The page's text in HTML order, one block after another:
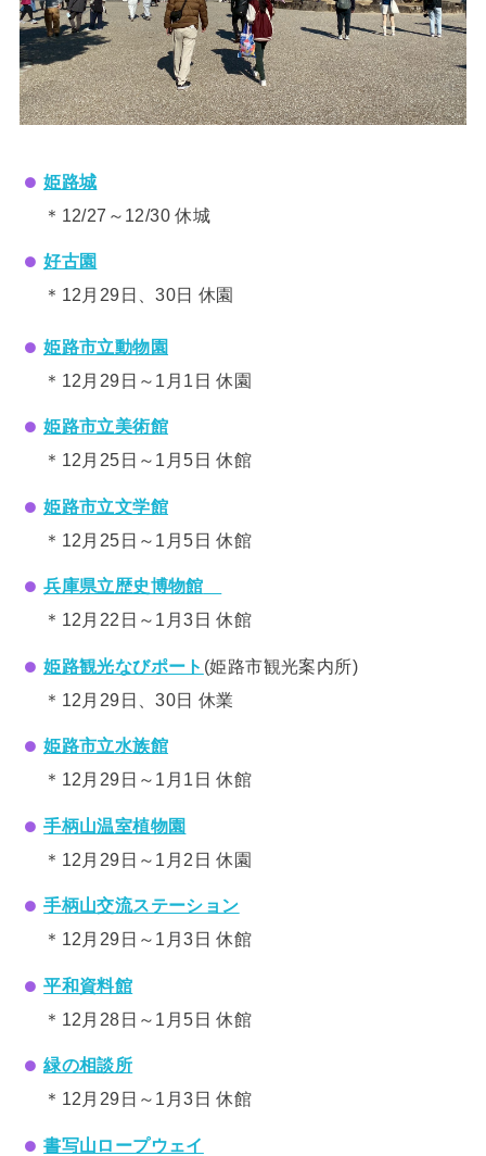
姫路城
＊12/27～12/30 休城
好古園
＊12月29日、30日 休園
姫路市立動物園
＊12月29日～1月1日 休園
姫路市立美術館
＊12月25日～1月5日 休館
姫路市立文学館
＊12月25日～1月5日 休館
兵庫県立歴史博物館
＊12月22日～1月3日 休館
姫路観光なびポート (姫路市観光案内所)
＊12月29日、30日 休業
姫路市立水族館
＊12月29日～1月1日 休館
手柄山温室植物園
＊12月29日～1月2日 休園
手柄山交流ステーション
＊12月29日～1月3日 休館
平和資料館
＊12月28日～1月5日 休館
緑の相談所
＊12月29日～1月3日 休館
書写山ロープウェイ